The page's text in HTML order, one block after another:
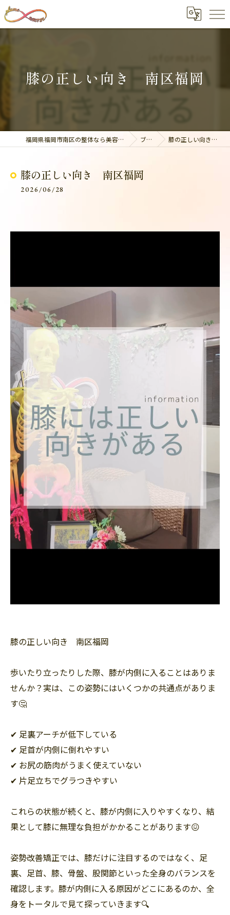
膝の正しい向き 南区福岡
福岡県福岡市南区の整体なら美容整骨サロン plume ブログ 膝の正しい向き 南区福岡
膝の正しい向き 南区福岡
2026/06/28
膝の正しい向き 南区福岡
歩いたり立ったりした際、膝が内側に入ることはありま
せんか？実は、この姿勢にはいくつかの共通点がありま
す🤔
✔ 足裏アーチが低下している
✔ 足首が内側に倒れやすい
✔ お尻の筋肉がうまく使えていない
✔ 片足立ちでグラつきやすい
これらの状態が続くと、膝が内側に入りやすくなり、結
果として膝に無理な負担がかかることがあります😖
姿勢改善矯正では、膝だけに注目するのではなく、足
裏、足首、膝、骨盤、股関節といった全身のバランスを
確認します。膝が内側に入る原因がどこにあるのか、全
身をトータルで見て探っていきます🔍